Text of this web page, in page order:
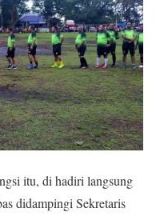
itu, di hadiri langsung
didampingi Sekretaris